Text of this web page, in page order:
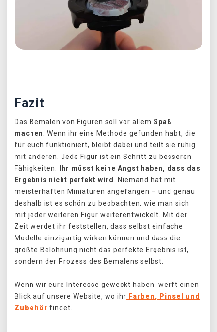
Fazit
Das Bemalen von Figuren soll vor allem Spaß
machen
. Wenn ihr eine Methode gefunden habt, die
für euch funktioniert, bleibt dabei und teilt sie ruhig
mit anderen. Jede Figur ist ein Schritt zu besseren
Fähigkeiten.
Ihr müsst keine Angst haben, dass das
Ergebnis nicht perfekt wird
. Niemand hat mit
meisterhaften Miniaturen angefangen – und genau
deshalb ist es schön zu beobachten, wie man sich
mit jeder weiteren Figur weiterentwickelt. Mit der
Zeit werdet ihr feststellen, dass selbst einfache
Modelle einzigartig wirken können und dass die
größte Belohnung nicht das perfekte Ergebnis ist,
sondern der Prozess des Bemalens selbst.
Wenn wir eure Interesse geweckt haben, werft einen
Blick auf unsere Website, wo ihr Farben, Pinsel und
Zubehör findet.